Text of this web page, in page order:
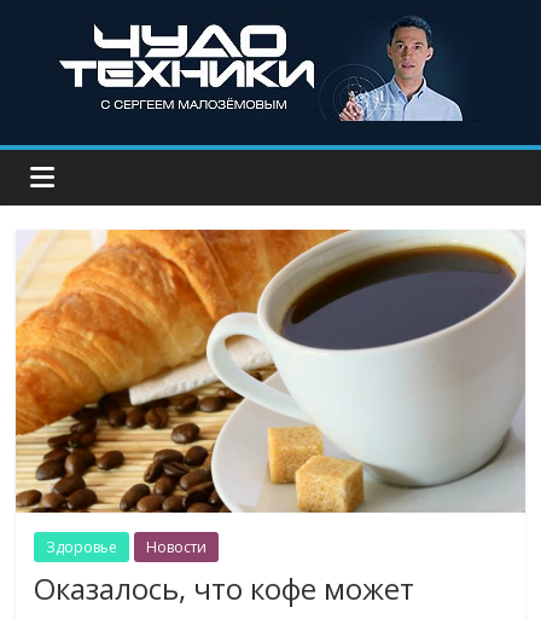
Здоровье Новости
Оказалось, что кофе может